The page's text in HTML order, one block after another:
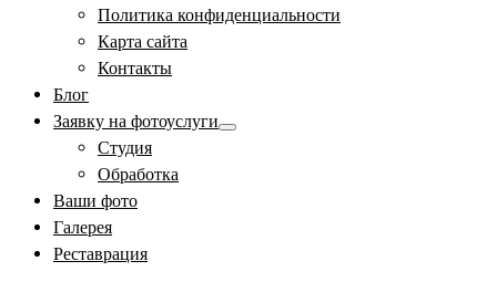
Политика конфиденциальности
Карта сайта
Контакты
Блог
Заявку на фотоуслуги
Студия
Обработка
Ваши фото
Галерея
Реставрация